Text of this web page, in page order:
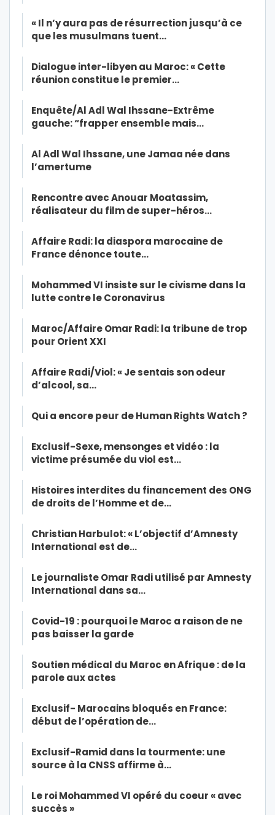
« Il n’y aura pas de résurrection jusqu’à ce
que les musulmans tuent…
Dialogue inter-libyen au Maroc: « Cette
réunion constitue le premier…
Enquête/Al Adl Wal Ihssane-Extrême
gauche: “frapper ensemble mais…
Al Adl Wal Ihssane, une Jamaa née dans
l’amertume
Rencontre avec Anouar Moatassim,
réalisateur du film de super-héros…
Affaire Radi: la diaspora marocaine de
France dénonce toute…
Mohammed VI insiste sur le civisme dans la
lutte contre le Coronavirus
Maroc/Affaire Omar Radi: la tribune de trop
pour Orient XXI
Affaire Radi/Viol: « Je sentais son odeur
d’alcool, sa…
Qui a encore peur de Human Rights Watch ?
Exclusif-Sexe, mensonges et vidéo : la
victime présumée du viol est…
Histoires interdites du financement des ONG
de droits de l’Homme et de…
Christian Harbulot: « L’objectif d’Amnesty
International est de…
Le journaliste Omar Radi utilisé par Amnesty
International dans sa…
Covid-19 : pourquoi le Maroc a raison de ne
pas baisser la garde
Soutien médical du Maroc en Afrique : de la
parole aux actes
Exclusif- Marocains bloqués en France:
début de l’opération de…
Exclusif-Ramid dans la tourmente: une
source à la CNSS affirme à…
Le roi Mohammed VI opéré du coeur « avec
succès »